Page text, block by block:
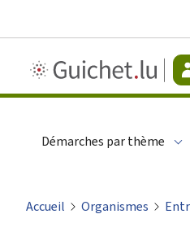
-
Démarches par thème
Accueil Organismes